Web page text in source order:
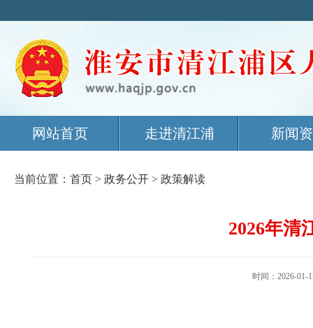
网站首页 走进清江浦 新闻
当前位置： 首页 > 政务公开 > 政策解读
2026年清
时间：2026-